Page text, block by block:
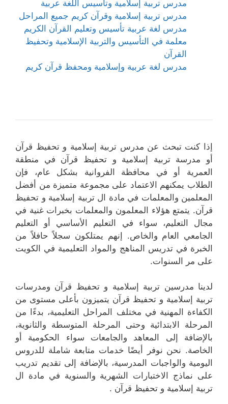
مدرس تربية إسلامية وتأسيس اللغة عربية
مدرس تربية إسلامية وقرآن كريم جميع المراحل
مدرس لغة عربية تأسيس وتعليم القرآن الكريم
معلمة في التأسيس والتربية الإسلامية وتحفيظ
القرآن
مدرس لغة عربية وإسلامية ومحفظ قرآن كريم
إذا كنت تبحث عن مدرس تربية إسلامية و تحفيظ قرآن
أو مدرسة تربية إسلامية و تحفيظ قرآن في منطقة
العمرية أو في محافظة الفروانية بشكل عام، فإن
الطلاب يمكنهم الاعتماد على مجموعة متميزة من أفضل
المعلمين والمعلمات في مادة ال تربية إسلامية و تحفيظ
قرآن. يتمتع هؤلاء المعلمون والمعلمات بخبرات غنية في
مجال التعليم، سواء في التعليم الأساسي أو التعليم
الجامعي العام والخاص. إنهم يمتلكون سجلاً حافلاً من
الخبرة في تدريس المناهج والمواد التعليمية في الكويت
على مر السنوات.
لدينا مدرسين تربية إسلامية و تحفيظ قرآن ومدرسات
تربية إسلامية و تحفيظ قرآن يتميزون بأعلى مستوى من
الكفاءة المهنية في مختلف المراحل التعليمية، بدءًا من
المرحلة الابتدائية وحتى المرحلة المتوسطة والثانوية،
بالإضافة إلى المعاهد والجامعات سواء الحكومية أو
الخاصة. نحن نوفر أيضًا خدمات متابعة شاملة للدروس
اليومية والواجبات المدرسية، بالإضافة إلى تقديم تدريب
على نماذج الاختبارات الشهرية والسنوية في مادة ال
تربية إسلامية و تحفيظ قرآن .